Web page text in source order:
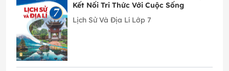
Kết Nối Tri Thức Với Cuộc Sống
Lịch Sử Và Địa Lí Lớp 7